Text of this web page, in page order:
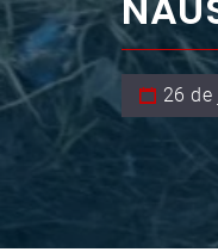
26